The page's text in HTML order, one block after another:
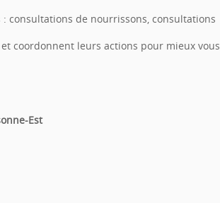
consultations de nourrissons, consultations
coordonnent leurs actions pour mieux vous
Est